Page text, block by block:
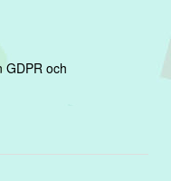
GDPR och